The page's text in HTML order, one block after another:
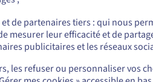
avant d’être renvoyé au
avoir
ou
de partenaires tiers : qui nous
mesurer leur efficacité et de
publicitaires et les réseaux
les refuser ou personnaliser vos